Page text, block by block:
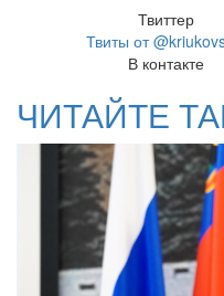
Твиттер
Твиты от
В контакте
ЧИТАЙТЕ